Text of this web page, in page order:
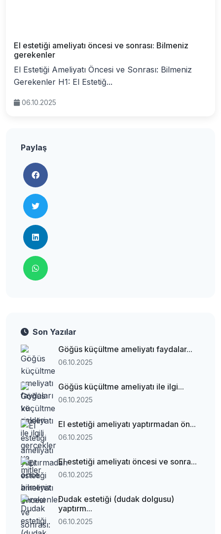
El estetiği ameliyatı öncesi ve sonrası: Bilmeniz
gerekenler
El Estetiği Ameliyatı Öncesi ve Sonrası: Bilmeniz
Gerekenler H1: El Estetiğ...
06.10.2025
Paylaş
Son Yazılar
Göğüs küçültme ameliyatı faydalar...
06.10.2025
Göğüs küçültme ameliyatı ile ilgi...
06.10.2025
El estetiği ameliyatı yaptırmadan ön...
06.10.2025
El estetiği ameliyatı öncesi ve sonra...
06.10.2025
Dudak estetiği (dudak dolgusu)
yaptırm...
06.10.2025